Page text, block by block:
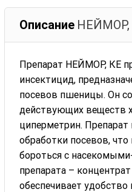
Описание НЕЙМОР,
Препарат НЕЙМОР, КЕ
инсектицид,
посевов пшеницы. Он
действующих веществ
циперметрин. Препарат
обработки посевов,
бороться с
препарата –
обеспечивает